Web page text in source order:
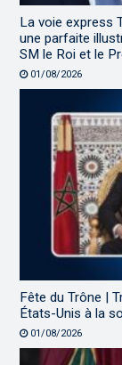
La voie express
une parfaite
SM le Roi et le
01/08/2026
Fête du Trône |
États-Unis à la
01/08/2026